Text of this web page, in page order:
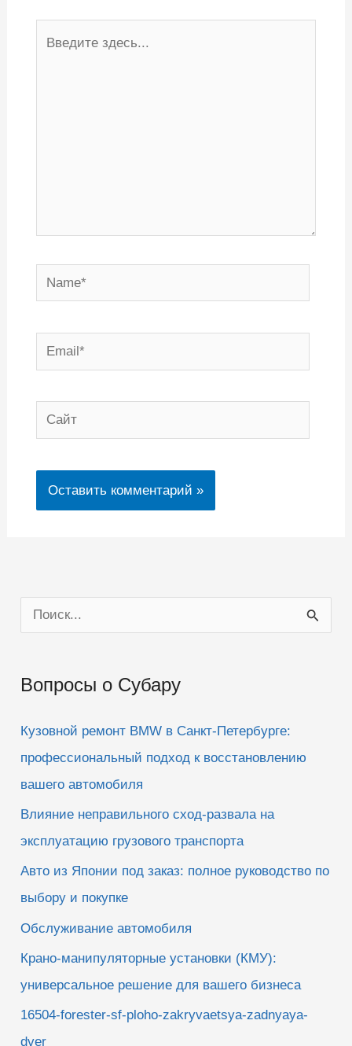
Name*
Email*
Сайт
о
с
Вопросы о Субару
Кузовной ремонт BMW в Санкт-Петербурге:
профессиональный подход к восстановлению
вашего автомобиля
Влияние неправильного сход-развала на
эксплуатацию грузового транспорта
Авто из Японии под заказ: полное руководство по
выбору и покупке
Обслуживание автомобиля
Крано-манипуляторные установки (КМУ):
универсальное решение для вашего бизнеса
16504-forester-sf-ploho-zakryvaetsya-zadnyaya-
dver